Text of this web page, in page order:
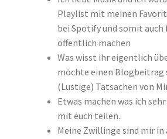
Playlist mit meinen
bei Spotify und somit auch
öffentlich machen
Was wisst ihr eigentlich
möchte einen Blogbeitrag
(Lustige) Tatsachen von
Etwas machen was ich
mit euch teilen.
Meine Zwillinge sind mir